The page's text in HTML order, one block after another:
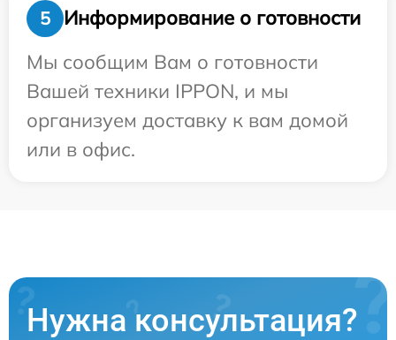
5
Информирование о готовности
Мы сообщим Вам о готовности
Вашей техники IPPON, и мы
организуем доставку к вам домой
или в офис.
Нужна консультация?